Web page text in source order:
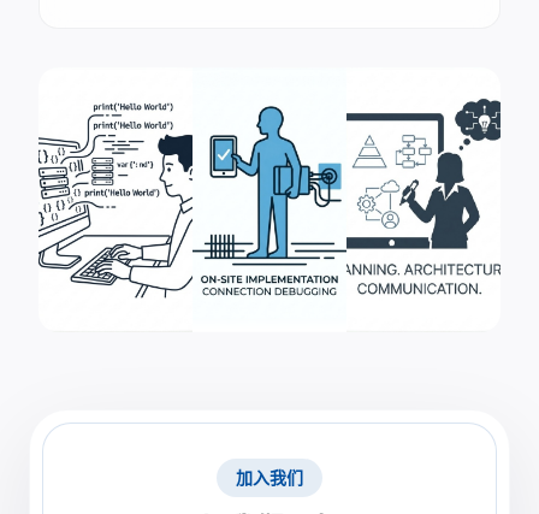
加入我们